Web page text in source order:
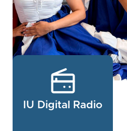
IU Digital Radio